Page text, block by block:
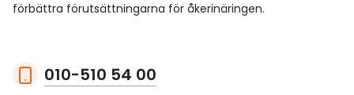
förbättra förutsättningarna för åkerinäringen.
010-510 54 00